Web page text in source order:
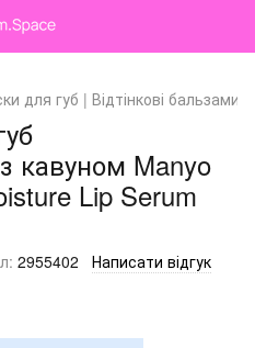
для губ | Відтінкові бальзами
кавуном Manyo
Lip Serum
2955402 Написати відгук